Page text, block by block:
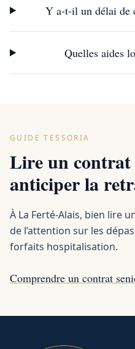
Y a-t-il un délai de
Quelles aides
GUIDE TESSORIA
Lire un contrat
anticiper la
À La Ferté-Alais, bien lire
de l’attention sur les
forfaits hospitalisation.
Comprendre un contrat